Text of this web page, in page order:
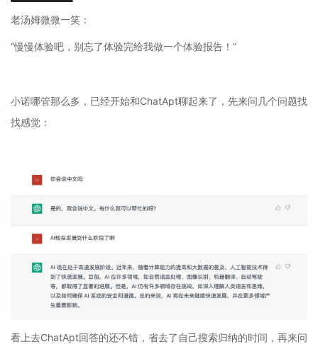
老汤姆微微一笑：
“慢慢体验吧，别忘了体验完给我做一个体验报告！”
小诺哪管那么多，已经开始和ChatApt聊起来了，先来问几个问题找
找感觉：
看上去ChatApt回答的还不错，省去了自己搜索归纳的时间，再来问